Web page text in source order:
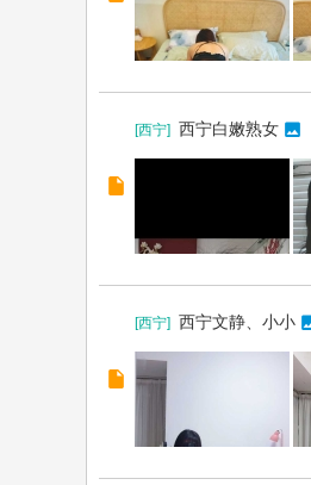
[西宁] 西宁白嫩熟女
[西宁] 西宁文静、小小